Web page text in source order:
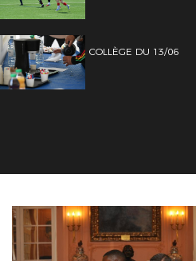
COLLÈGE DU 13/06